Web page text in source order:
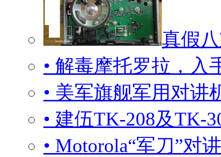
真假
• 解毒摩托罗拉，入
• 美军旗舰军用对讲
• 建伍TK-208及TK-
• Motorola“军刀”对